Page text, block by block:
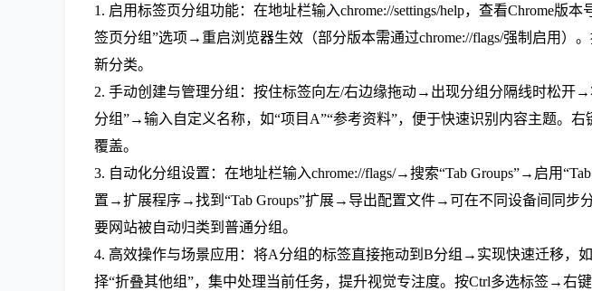
1. 启用标签页分组功能：在地址栏输入chrome://settings/help，查看Chrome
签页分组”选项→重启浏览器生效（部分版本需通过chrome://flags/强制启用）
新分类。
2. 手动创建与管理分组：按住标签向左/右边缘拖动→出现分组分隔线时松
分组”→输入自定义名称，如“项目A”“参考资料”，便于快速识别内容主题。
覆盖。
3. 自动化分组设置：在地址栏输入chrome://flags/→搜索“Tab Groups”→启用
置→扩展程序→找到“Tab Groups”扩展→导出配置文件→可在不同设备间同步
要网站被自动归类到普通分组。
4. 高效操作与场景应用：将A分组的标签直接拖动到B分组→实现快速迁移，
择“折叠其他组”，集中处理当前任务，提升视觉专注度。按Ctrl多选标签→右